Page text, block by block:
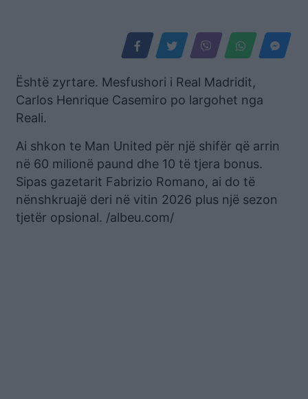
Është zyrtare. Mesfushori i Real Madridit,
Carlos Henrique Casemiro po largohet nga
Reali.
Ai shkon te Man United për një shifër që arrin
në 60 milionë paund dhe 10 të tjera bonus.
Sipas gazetarit Fabrizio Romano, ai do të
nënshkruajë deri në vitin 2026 plus një sezon
tjetër opsional. /albeu.com/